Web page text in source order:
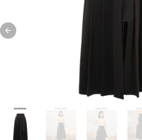
Previous slide